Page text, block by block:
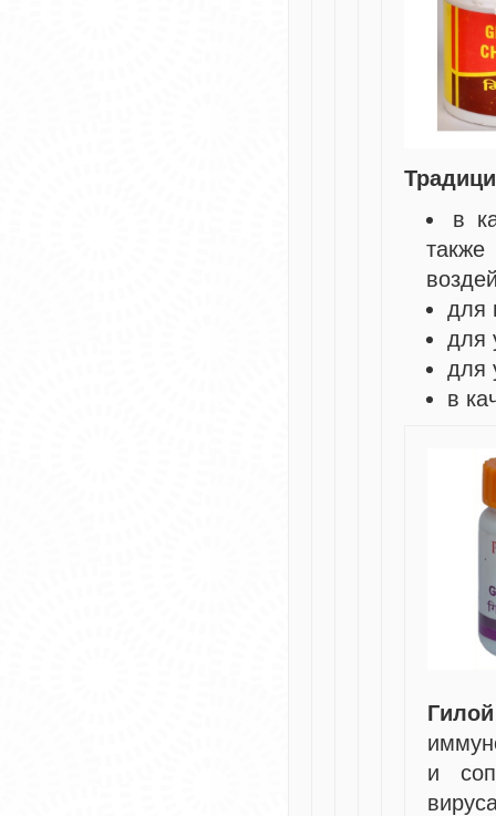
в
также
для
для
для
в
и